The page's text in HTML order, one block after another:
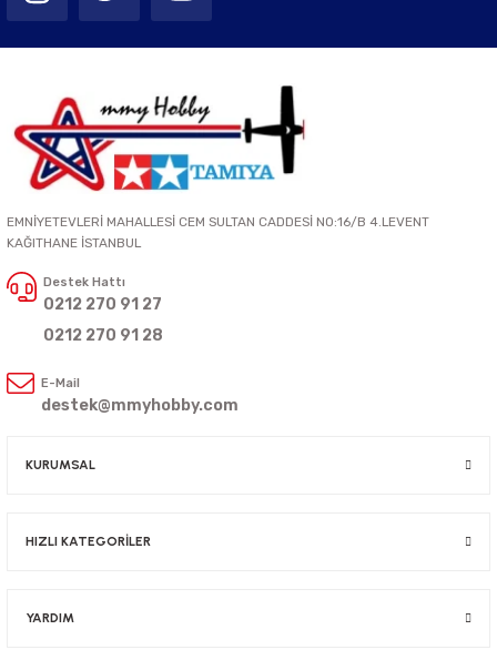
EMNİYETEVLERİ MAHALLESİ CEM SULTAN CADDESİ NO:16/B 4.LEVENT
KAĞITHANE İSTANBUL
Destek Hattı
0212 270 91 27
0212 270 91 28
E-Mail
destek@mmyhobby.com
KURUMSAL
HIZLI KATEGORİLER
YARDIM